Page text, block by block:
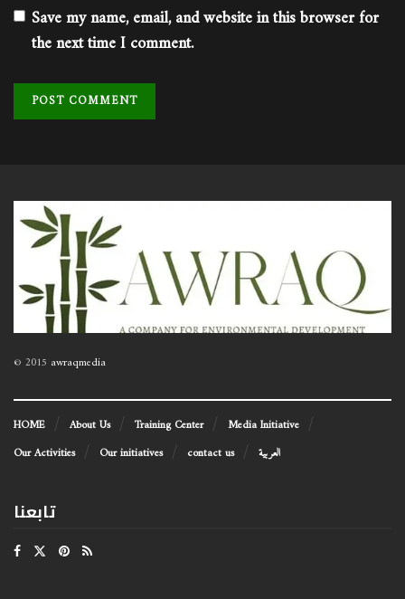
Save my name, email, and website in this browser for
the next time I comment.
© 2015 awraqmedia
HOME About Us Training Center
Media Initiative
Our Activities
Our initiatives contact us العربية
تابعنا